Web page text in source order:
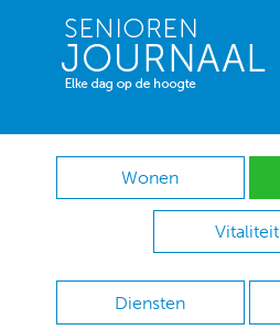
Wonen
Vitaliteit
Diensten